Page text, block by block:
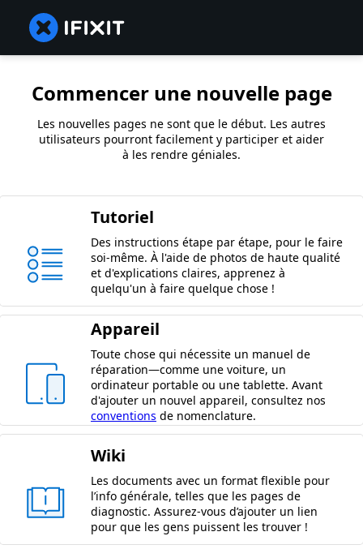
Commencer une nouvelle page
Les nouvelles pages ne sont que le début. Les autres
utilisateurs pourront facilement y participer et aider
à les rendre géniales.
Tutoriel
Des instructions étape par étape, pour le faire
soi-même. À l'aide de photos de haute qualité
et d'explications claires, apprenez à
quelqu'un à faire quelque chose !
Appareil
Toute chose qui nécessite un manuel de
réparation—comme une voiture, un
ordinateur portable ou une tablette. Avant
d'ajouter un nouvel appareil, consultez nos
conventions de nomenclature.
Wiki
Les documents avec un format flexible pour
l’info générale, telles que les pages de
diagnostic. Assurez-vous d’ajouter un lien
pour que les gens puissent les trouver !